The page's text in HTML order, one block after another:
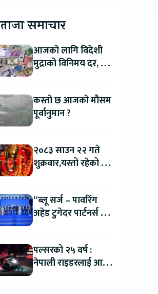
ताजा समाचार
आजको लागि विदेशी
मुद्राको विनिमय दर, कुन
कस्तो छ आजको मौसम
पूर्वानुमान ?
२०८३ साउन २२ गते
शुक्रवार,यस्तो रहेको छ
“ब्लू सर्ज – पावरिंग
अहेड टुगेदर पार्टनर्स मीट
यामाहाको घोषणा
पल्सरको २५ वर्ष :
नेपाली राइडरलाई आफ्नै